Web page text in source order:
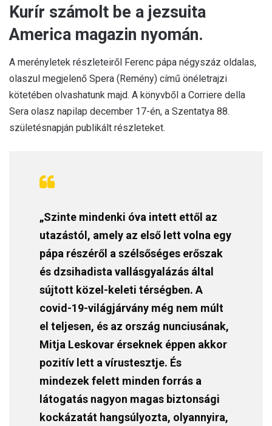
Kurír számolt be a jezsuita
America magazin nyomán.
A merényletek részleteiről Ferenc pápa négyszáz oldalas,
olaszul megjelenő Spera (Remény) című önéletrajzi
kötetében olvashatunk majd. A könyvből a Corriere della
Sera olasz napilap december 17-én, a Szentatya 88.
születésnapján publikált részleteket.
„Szinte mindenki óva intett ettől az
utazástól, amely az első lett volna egy
pápa részéről a szélsőséges erőszak
és dzsihadista vallásgyalázás által
sújtott közel-keleti térségben. A
covid-19-világjárvány még nem múlt
el teljesen, és az ország nunciusának,
Mitja Leskovar érseknek éppen akkor
pozitív lett a vírustesztje. És
mindezek felett minden forrás a
látogatás nagyon magas biztonsági
kockázatát hangsúlyozta, olyannyira,